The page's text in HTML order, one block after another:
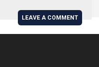
LEAVE A COMMENT